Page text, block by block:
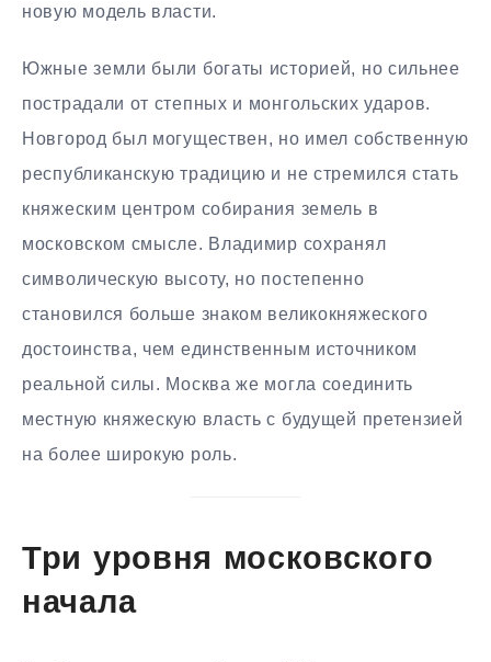
новую модель власти.
Южные земли были богаты историей, но сильнее
пострадали от степных и монгольских ударов.
Новгород был могуществен, но имел собственную
республиканскую традицию и не стремился стать
княжеским центром собирания земель в
московском смысле. Владимир сохранял
символическую высоту, но постепенно
становился больше знаком великокняжеского
достоинства, чем единственным источником
реальной силы. Москва же могла соединить
местную княжескую власть с будущей претензией
на более широкую роль.
Три уровня московского
начала